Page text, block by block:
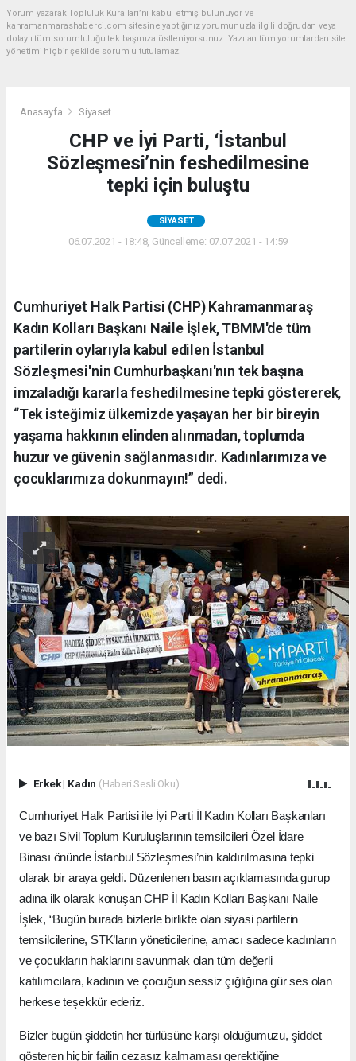
Yorum yazarak Topluluk Kuralları’nı kabul etmiş bulunuyor ve
kahramanmarashaberci.com sitesine yaptığınız yorumunuzla ilgili doğrudan veya
dolaylı tüm sorumluluğu tek başınıza üstleniyorsunuz. Yazılan tüm yorumlardan site
yönetimi hiçbir şekilde sorumlu tutulamaz.
Anasayfa Siyaset
CHP ve İyi Parti, ‘İstanbul
Sözleşmesi’nin feshedilmesine
tepki için buluştu
SIYASET
06.07.2021 - 18:48, Güncelleme: 07.07.2021 - 14:59
Cumhuriyet Halk Partisi (CHP) Kahramanmaraş
Kadın Kolları Başkanı Naile İşlek, TBMM'de tüm
partilerin oylarıyla kabul edilen İstanbul
Sözleşmesi'nin Cumhurbaşkanı'nın tek başına
imzaladığı kararla feshedilmesine tepki göstererek,
“Tek isteğimiz ülkemizde yaşayan her bir bireyin
yaşama hakkının elinden alınmadan, toplumda
huzur ve güvenin sağlanmasıdır. Kadınlarımıza ve
çocuklarımıza dokunmayın!” dedi.
Erkek| Kadın (Haberi Sesli Oku)
Cumhuriyet Halk Partisi ile İyi Parti İl Kadın Kolları Başkanları
ve bazı Sivil Toplum Kuruluşlarının temsilcileri Özel İdare
Binası önünde İstanbul Sözleşmesi’nin kaldırılmasına tepki
olarak bir araya geldi. Düzenlenen basın açıklamasında gurup
adına ilk olarak konuşan CHP İl Kadın Kolları Başkanı Naile
İşlek, “Bugün burada bizlerle birlikte olan siyasi partilerin
temsilcilerine, STK’ların yöneticilerine, amacı sadece kadınların
ve çocukların haklarını savunmak olan tüm değerli
katılımcılara, kadının ve çocuğun sessiz çığlığına gür ses olan
herkese teşekkür ederiz.
Bizler bugün şiddetin her türlüsüne karşı olduğumuzu, şiddet
gösteren hiçbir failin cezasız kalmaması gerektiğine